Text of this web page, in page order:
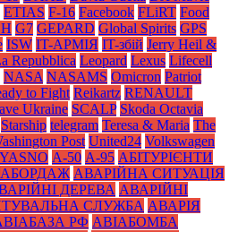
ETIAS F-16 Facebook FLiRT Food
G7 GEPARD Global Spirits GPS
ISW IT-АРМІЯ IT-збій Jerry Heil &
Repubblica Leopard Lexus Lifecell
NASA NASAMS Omicron Patriot
to Fight Reikartz RENAULT
Ukraine SCALP Skoda Octavia
Starship telegram Teresa & Maria The
Post United24 Volkswagen
YASNO А-50 А-95 АБІТУРІЄНТИ
АБОРДАЖ АВАРІЙНА СИТУАЦІЯ
ДЕРЕВА АВАРІЙНІ
СЛУЖБА АВАРІЯ
РФ АВІАБОМБА